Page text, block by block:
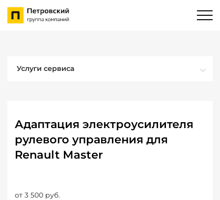
Услуги сервиса
Адаптация электроусилителя
рулевого управления для
Renault Master
от 3 500 руб.